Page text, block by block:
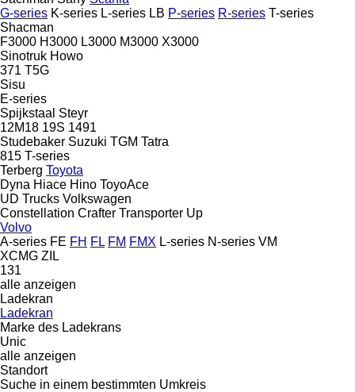
G-series K-series L-series LB P-series R-series T-series
Shacman
F3000 H3000 L3000 M3000 X3000
Sinotruk Howo
371 T5G
Sisu
E-series
Spijkstaal Steyr
12M18 19S 1491
Studebaker Suzuki TGM Tatra
815 T-series
Terberg Toyota
Dyna Hiace Hino ToyoAce
UD Trucks Volkswagen
Constellation Crafter Transporter Up
Volvo
A-series FE FH FL FM FMX L-series N-series VM
XCMG ZIL
131
alle anzeigen
Ladekran
Ladekran
Marke des Ladekrans
Unic
alle anzeigen
Standort
Suche in einem bestimmten Umkreis